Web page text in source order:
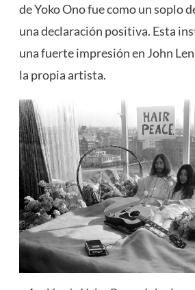
de Yoko Ono fue como un soplo
una declaración positiva. Esta
una fuerte impresión en John
la propia artista.